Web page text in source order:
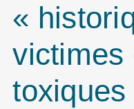
«
victimes